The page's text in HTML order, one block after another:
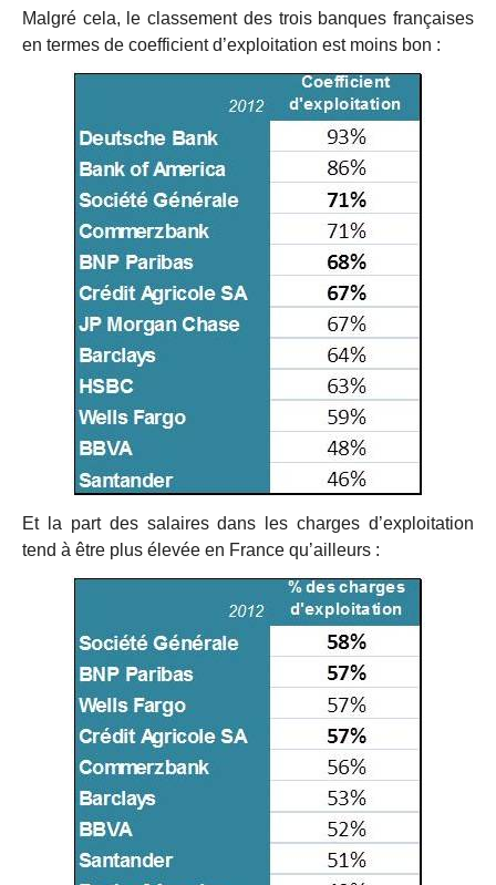
Malgré cela, le classement des trois banques françaises
en termes de coefficient d’exploitation est moins bon :
Et la part des salaires dans les charges d’exploitation
tend à être plus élevée en France qu’ailleurs :